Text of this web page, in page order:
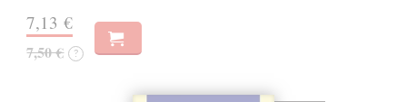
7,13 €
7,50 € ?